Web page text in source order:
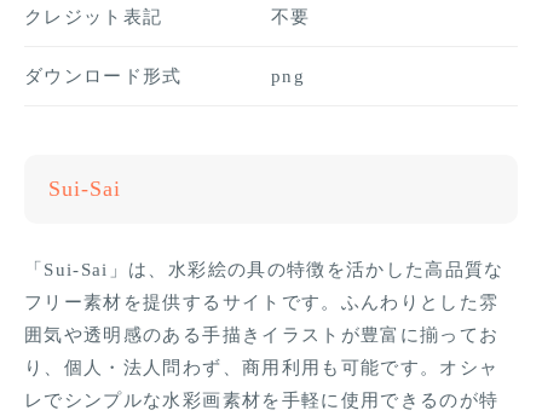
クレジット表記 不要
ダウンロード形式 png
Sui-Sai
「Sui-Sai」は、水彩絵の具の特徴を活かした高品質な
フリー素材を提供するサイトです。ふんわりとした雰
囲気や透明感のある手描きイラストが豊富に揃ってお
り、個人・法人問わず、商用利用も可能です。オシャ
レでシンプルな水彩画素材を手軽に使用できるのが特